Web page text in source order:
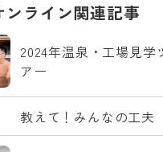
ンライン関連記事
2024年温泉・工場見学
アー
教えて！みんなの工夫